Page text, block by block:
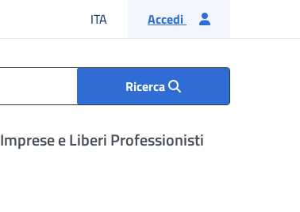
ITA Lingua italiana
Accedi
Ricerca
Imprese e Liberi Professionisti